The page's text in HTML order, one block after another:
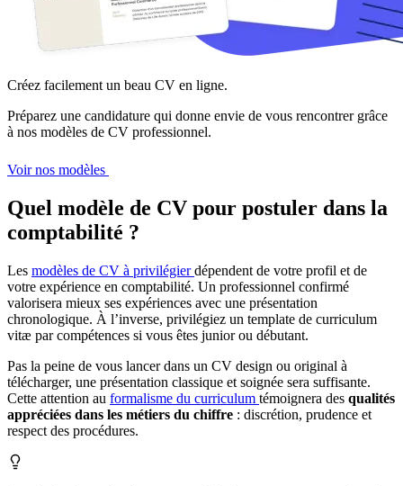
Créez facilement un beau CV en ligne.
Préparez une candidature qui donne envie de vous rencontrer grâce
à nos modèles de CV professionnel.
Voir nos modèles
Quel modèle de CV pour postuler dans la
comptabilité ?
Les modèles de CV à privilégierdépendent de votre profil et de
votre expérience en comptabilité. Un professionnel confirmé
valorisera mieux ses expériences avec une présentation
chronologique. À l’inverse, privilégiez un template de curriculum
vitæ par compétences si vous êtes junior ou débutant.
Pas la peine de vous lancer dans un CV design ou original à
télécharger, une présentation classique et soignée sera suffisante.
Cette attention au formalisme du curriculum témoignera des qualités
appréciées dans les métiers du chiffre : discrétion, prudence et
respect des procédures.